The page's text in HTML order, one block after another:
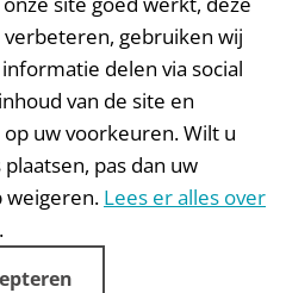
e-mail
49 | 2018 Antwerpen
gebruiken wij
delen via social
van de site en
uw voorkeuren. Wilt u
pas dan uw
weigeren. Lees er alles over
.